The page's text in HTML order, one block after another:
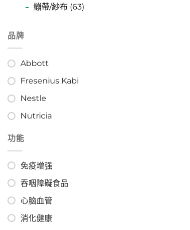
繃帶/紗布 (63)
品牌
Abbott
Fresenius Kabi
Nestle
Nutricia
功能
免疫增强
吞咽障礙食品
心脑血管
消化健康